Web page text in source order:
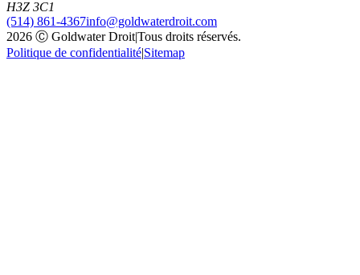
H3Z 3C1
(514) 861-4367info@goldwaterdroit.com
2026 Ⓒ Goldwater Droit|Tous droits réservés.
Politique de confidentialité|Sitemap